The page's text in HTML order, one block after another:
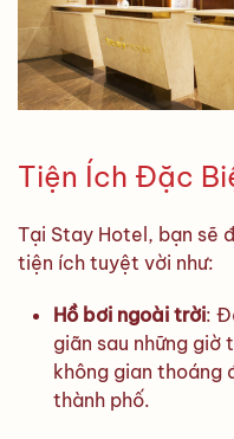
Tiện Ích Đặc
Tại Stay Hotel, bạn sẽ
tiện ích tuyệt vời như:
Hồ bơi ngoài trời:
giãn sau những giờ
không gian thoáng
thành phố.